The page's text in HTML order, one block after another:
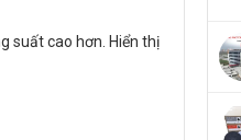
suất cao hơn. Hiển thị